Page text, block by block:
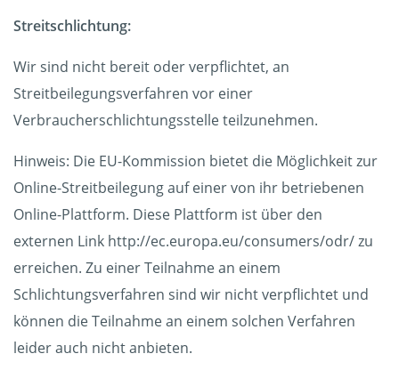
Streitschlichtung:
Wir sind nicht bereit oder verpflichtet, an
Streitbeilegungsverfahren vor einer
Verbraucherschlichtungsstelle teilzunehmen.
Hinweis: Die EU-Kommission bietet die Möglichkeit zur
Online-Streitbeilegung auf einer von ihr betriebenen
Online-Plattform. Diese Plattform ist über den
externen Link http://ec.europa.eu/consumers/odr/ zu
erreichen. Zu einer Teilnahme an einem
Schlichtungsverfahren sind wir nicht verpflichtet und
können die Teilnahme an einem solchen Verfahren
leider auch nicht anbieten.